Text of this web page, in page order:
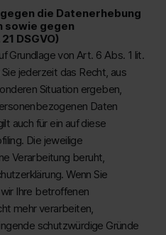
die Datenerhebung
sowie gegen
DSGVO)
Grundlage von Art. 6 Abs. 1 lit.
jederzeit das Recht, aus
Situation ergeben,
Daten
auch für ein auf diese
Die jeweilige
Verarbeitung beruht,
Wenn Sie
Ihre betroffenen
mehr verarbeiten,
schutzwürdige Gründe